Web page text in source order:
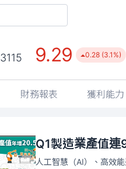
3115 9.29 0.28 (3.1%)
財務報表 獲利能力
Q1製造業產值
人工智慧（AI）、高效